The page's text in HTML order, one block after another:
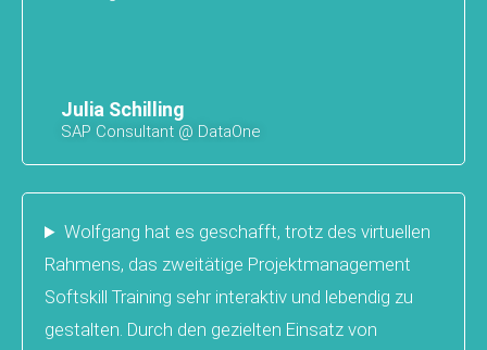
Julia Schilling
SAP Consultant @ DataOne
Wolfgang hat es geschafft, trotz des virtuellen
Rahmens, das zweitätige Projektmanagement
Softskill Training sehr interaktiv und lebendig zu
gestalten. Durch den gezielten Einsatz von